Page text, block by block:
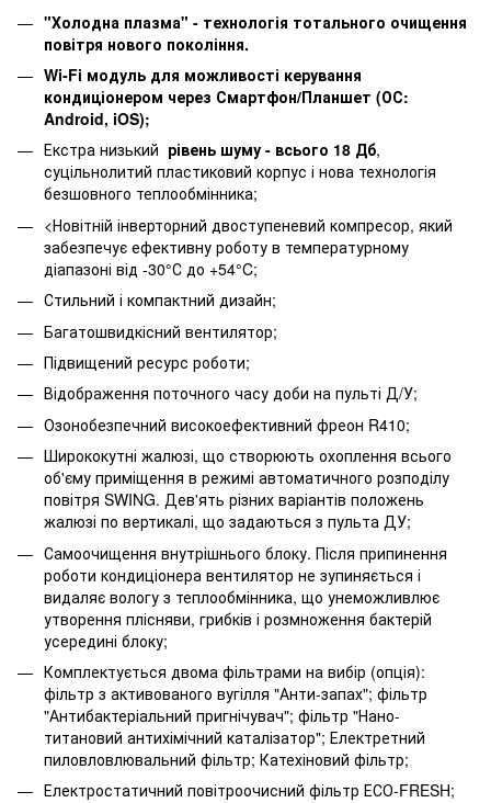
"Холодна плазма" - технологія тотального очищення
повітря нового покоління.
Wi-Fi модуль для можливості керування
кондиціонером через Смартфон/Планшет (ОС:
Android, iOS);
Екстра низький рівень шуму - всього 18 Дб,
суцільнолитий пластиковий корпус і нова технологія
безшовного теплообмінника;
<Новітній інверторний двоступеневий компресор, який
забезпечує ефективну роботу в температурному
діапазоні від -30°С до +54°C;
Стильний і компактний дизайн;
Багатошвидкісний вентилятор;
Підвищений ресурс роботи;
Відображення поточного часу доби на пульті Д/У;
Озонобезпечний високоефективний фреон R410;
Ширококутні жалюзі, що створюють охоплення всього
об'єму приміщення в режимі автоматичного розподілу
повітря SWING. Дев'ять різних варіантів положень
жалюзі по вертикалі, що задаються з пульта ДУ;
Самоочищення внутрішнього блоку. Після припинення
роботи кондиціонера вентилятор не зупиняється і
видаляє вологу з теплообмінника, що унеможливлює
утворення плісняви, грибків і розмноження бактерій
усередині блоку;
Комплектується двома фільтрами на вибір (опція):
фільтр з активованого вугілля "Анти-запах"; фільтр
"Антибактеріальний пригнічувач"; фільтр "Нано-
титановий антихімічний каталізатор"; Електретний
пиловловлювальний фільтр; Катехіновий фільтр;
Електростатичний повітроочисний фільтр ЕСО-FRESH;